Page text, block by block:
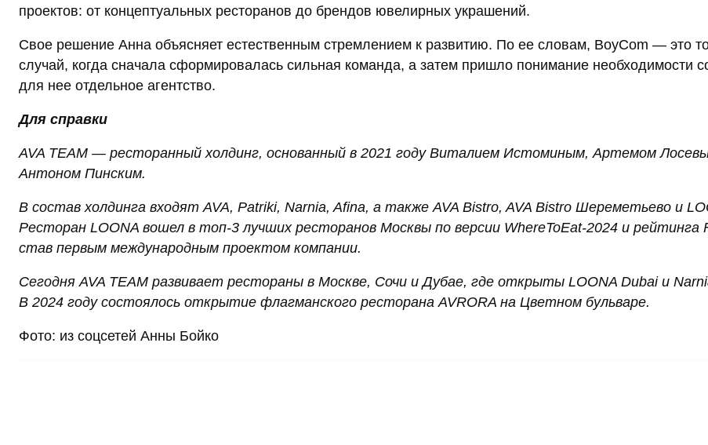
проектов: от концептуальных ресторанов до брендов ювелирных украшений.
Свое решение Анна объясняет естественным стремлением к развитию. По ее словам, BoyCom — это
случай, когда сначала сформировалась сильная команда, а затем пришло понимание необходимости
для нее отдельное агентство.
Для справки
AVA TEAM — ресторанный холдинг, основанный в 2021 году Виталием Истоминым, Артемом
Антоном Пинским.
В состав холдинга входят AVA, Patriki, Narnia, Afina, а также AVA Bistro, AVA Bistro Шереметьево и
Ресторан LOONA вошел в топ-3 лучших ресторанов Москвы по версии WhereToEat-2024 и рейтинга
став первым международным проектом компании.
Сегодня AVA TEAM развивает рестораны в Москве, Сочи и Дубае, где открыты LOONA Dubai и
В 2024 году состоялось открытие флагманского ресторана AVRORA на Цветном бульваре.
Фото: из соцсетей Анны Бойко